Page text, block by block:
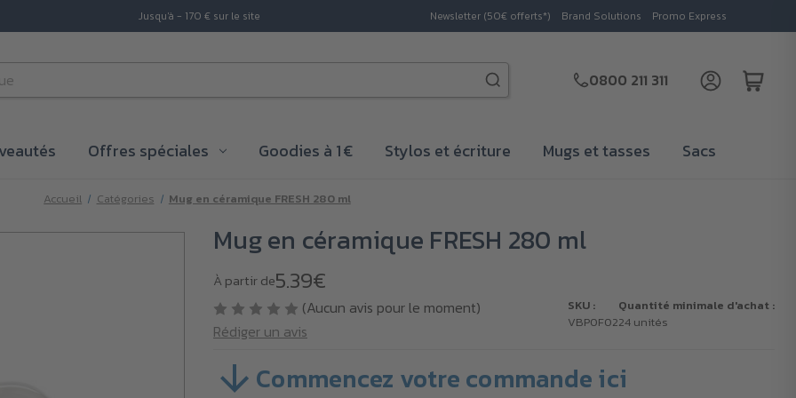
Jusqu'à - 170 € sur le site Newsletter (50€ offerts*) Brand Solutions Promo Express
0800 211 311
Offres spéciales Goodies à 1 € Stylos et écriture Mugs et tasses Sacs
Accueil Catégories Mug en céramique FRESH 280 ml
Mug en céramique FRESH 280 ml
À partir de5.39€
(Aucun avis pour le moment)
Rédiger un avis
SKU :
VBP0F02
Quantité minimale d'achat :
24 unités
SKU :
VBP0F02Commencez votre commande ici